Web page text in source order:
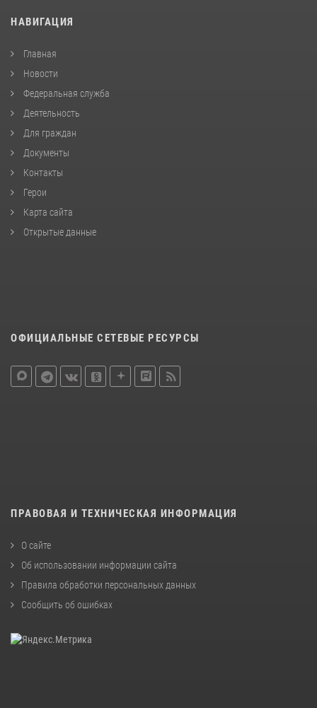
НАВИГАЦИЯ
Главная
Новости
Федеральная служба
Деятельность
Для граждан
Документы
Контакты
Герои
Карта сайта
Открытые данные
ОФИЦИАЛЬНЫЕ СЕТЕВЫЕ РЕСУРСЫ
ПРАВОВАЯ И ТЕХНИЧЕСКАЯ ИНФОРМАЦИЯ
О сайте
Об использовании информации сайта
Правила обработки персональных данных
Сообщить об ошибках